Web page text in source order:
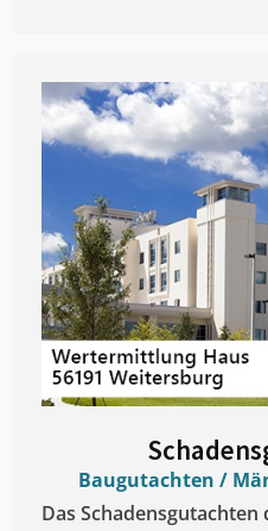
Baugutachten /
Das